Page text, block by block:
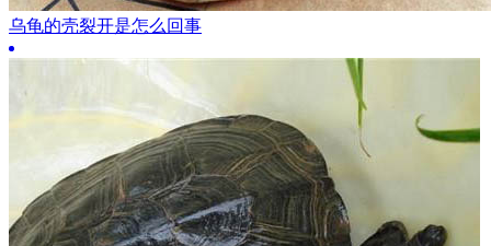
乌龟的壳裂开是怎么回事